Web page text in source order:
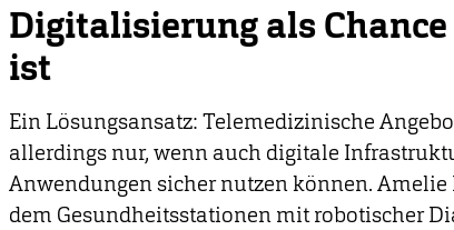
Digitalisierung als
ist
Ein Lösungsansatz: Telemedizinische
allerdings nur, wenn auch digitale
Anwendungen sicher nutzen können.
dem Gesundheitsstationen mit robotischer